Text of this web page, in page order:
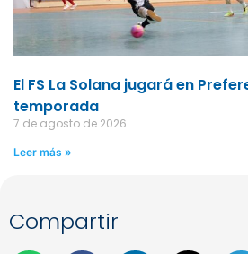
El FS La Solana jugará en
temporada
7 de agosto de 2026
Leer más »
Compartir